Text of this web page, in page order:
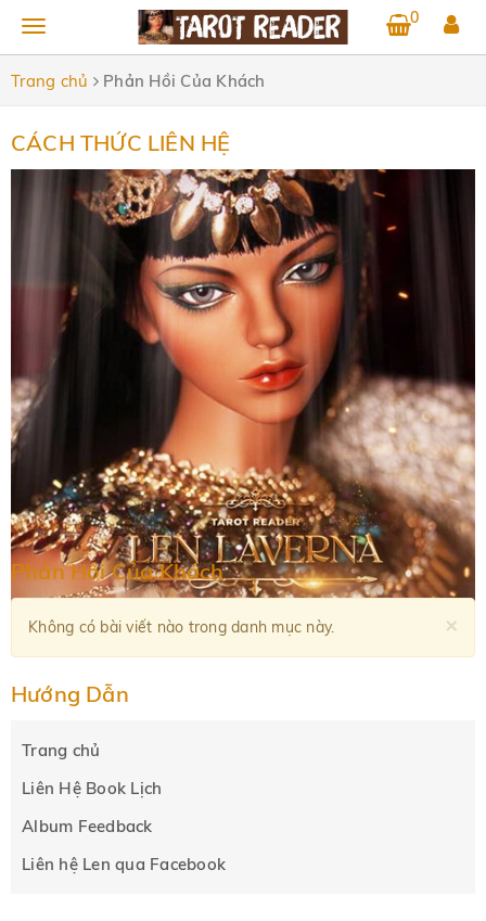
0
Trang chủ Phản Hồi Của Khách
CÁCH THỨC LIÊN HỆ
Cách thức liên hệ với Len
Laverna Len 0 Bình luận
Phản Hồi Của Khách
×
Không có bài viết nào trong danh mục này.
Hướng Dẫn
Trang chủ
Liên Hệ Book Lịch
Album Feedback
Liên hệ Len qua Facebook